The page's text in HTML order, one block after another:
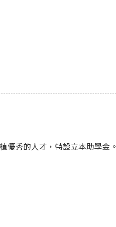
優秀的人才，特設立本助學金。